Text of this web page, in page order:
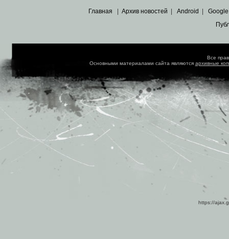
Главная | Архив новостей | Android | Google
Все
Основными материалами сайта являются архивные
https://